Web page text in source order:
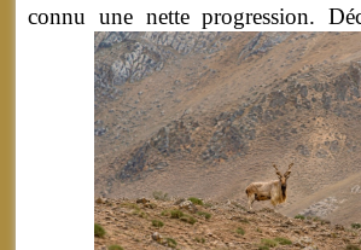
connu une nette progression.